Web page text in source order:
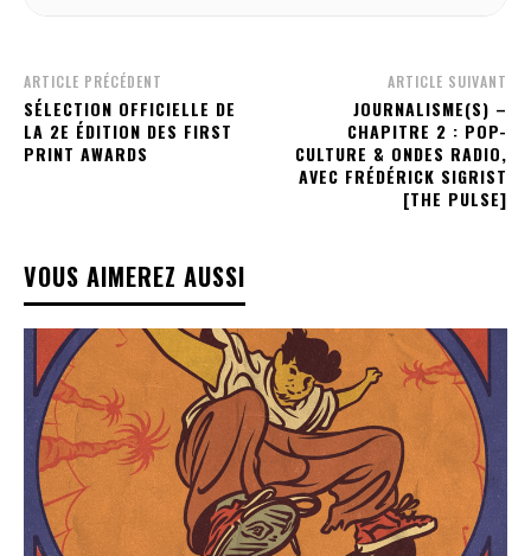
ARTICLE PRÉCÉDENT
SÉLECTION OFFICIELLE DE
LA 2E ÉDITION DES FIRST
PRINT AWARDS
ARTICLE SUIVANT
JOURNALISME(S) –
CHAPITRE 2 : POP-
CULTURE & ONDES RADIO,
AVEC FRÉDÉRICK SIGRIST
[THE PULSE]
VOUS AIMEREZ AUSSI